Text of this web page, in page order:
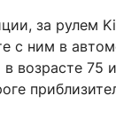
за рулем
с ним в
возрасте 75